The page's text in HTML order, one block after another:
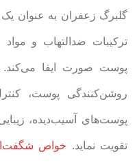
گلبرگ زعفران به عنوان یک
ترکیبات ضدالتهاب و
پوست صورت ایفا می‌کند.
روشن‌کنندگی پوست،
پوست‌های آسیب‌دیده،
تقویت نماید. خواص